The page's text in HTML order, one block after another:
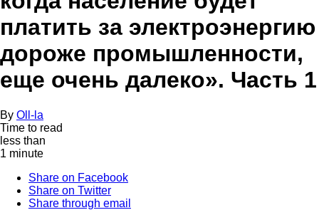
платить за электроэнергию
дороже промышленности,
еще очень далеко». Часть 1
By Oll-la
Time to read
less than
1 minute
Share on Facebook
Share on Twitter
Share through email